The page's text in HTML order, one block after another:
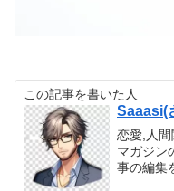
この記事を書いた人
Saaasi(
恋愛,人
マガジン
事の編集